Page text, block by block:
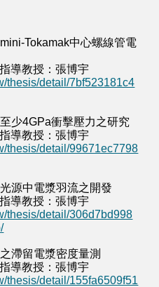
Tokamak中心螺線管電
導教授：張博宇
thesis/detail/7bf523181c4
少4GPa衝擊壓力之研究
導教授：張博宇
thesis/detail/99671ec7798
源中電漿羽流之開發
導教授：張博宇
thesis/detail/306d7bd998
滯留電漿密度量測
導教授：張博宇
thesis/detail/155fa6509f51